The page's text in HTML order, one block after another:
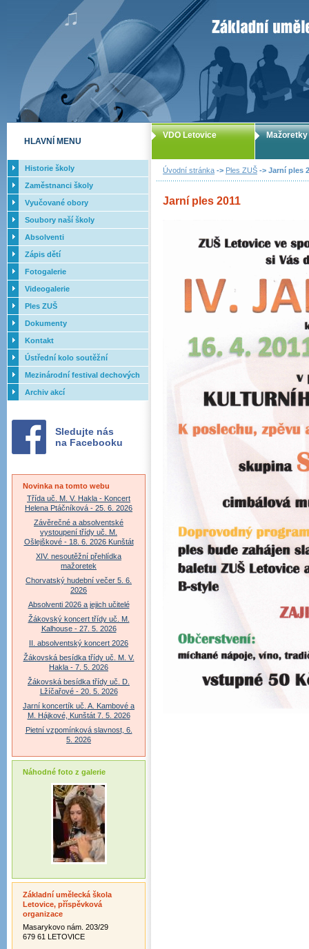
ZUŠ Letovice
Úvodní stránka -> Ples ZUŠ -> Jarní ples
Jarní ples 2011
VDO Letovice Mažoretky
HLAVNÍ MENU
Historie školy
Zaměstnanci školy
Vyučované obory
Soubory naší školy
Absolventi
Zápis dětí
Fotogalerie
Videogalerie
Ples ZUŠ
Dokumenty
Kontakt
Ústřední kolo soutěžní
přehlídky dechových orchestrů
ZUŠ - 2017
Mezinárodní festival dechových
orchestrů - Letovice
Archiv akcí
Sledujte nás
na Facebooku
Novinka na tomto webu
Třída uč. M. V. Hakla - Koncert
Helena Ptáčníková - 25. 6. 2026
Závěrečné a absolventské
vystoupení třídy uč. M.
Ošlejškové - 18. 6. 2026 Kunštát
XIV. nesoutěžní přehlídka
mažoretek
Chorvatský hudební večer 5. 6.
2026
Absolventi 2026 a jejich učitelé
Žákovský koncert třídy uč. M.
Kalhouse - 27. 5. 2026
II. absolventský koncert 2026
Žákovská besídka třídy uč. M. V.
Hakla - 7. 5. 2026
Žákovská besídka třídy uč. D.
Lžíčařové - 20. 5. 2026
Jarní koncertík uč. A. Kambové a
M. Hájkové, Kunštát 7. 5. 2026
Pietní vzpomínková slavnost, 6.
5. 2026
Náhodné foto z galerie
Základní umělecká škola
Letovice, příspěvková
organizace
Masarykovo nám. 203/29
679 61 LETOVICE